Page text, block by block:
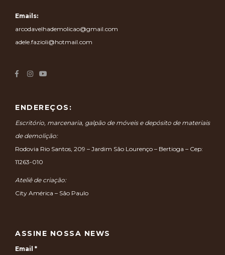
Emails:
arcodavelhademolicao@gmail.com
adele.fazioli@hotmail.com
ENDEREÇOS:
Escritório, marcenaria, galpão de móveis e depósito de materiais
de demolição:
Rodovia Rio Santos, 209 – Jardim São Lourenço – Bertioga – Cep:
11263-010
Ateliê de criação:
City América – São Paulo
ASSINE NOSSA NEWS
Email *